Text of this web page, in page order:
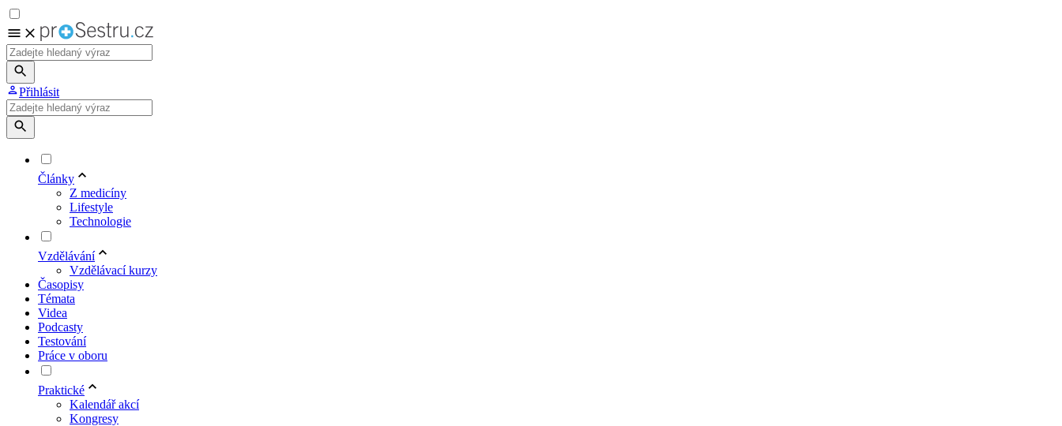
Přihlásit
Články
Z medicíny
Lifestyle
Technologie
Vzdělávání
Vzdělávací kurzy
Časopisy
Témata
Videa
Podcasty
Testování
Práce v oboru
Praktické
Kalendář akcí
Kongresy